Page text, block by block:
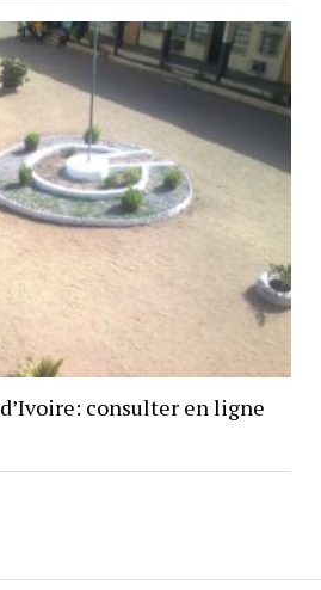
consulter en ligne